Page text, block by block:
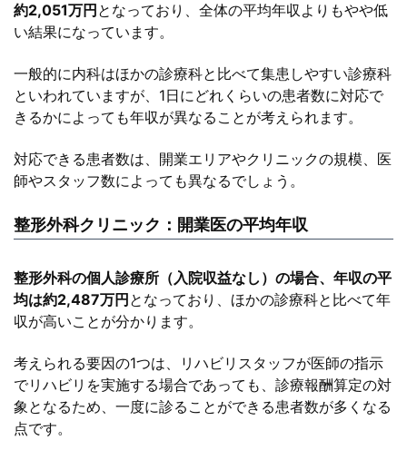
約2,051万円 となっており、全体の平均年収よりもやや低
い結果になっています。
一般的に内科はほかの診療科と比べて集患しやすい診療科
といわれていますが、1日にどれくらいの患者数に対応で
きるかによっても年収が異なることが考えられます。
対応できる患者数は、開業エリアやクリニックの規模、医
師やスタッフ数によっても異なるでしょう。
整形外科クリニック：開業医の平均年収
整形外科の個人診療所（入院収益なし）の場合、年収の平
均は約2,487万円 となっており、ほかの診療科と比べて年
収が高いことが分かります。
考えられる要因の1つは、リハビリスタッフが医師の指示
でリハビリを実施する場合であっても、診療報酬算定の対
象となるため、一度に診ることができる患者数が多くなる
点です。